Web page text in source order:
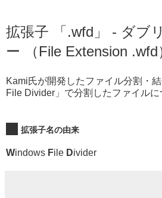
拡張子 「.wfd」 - ダブ
ー （File Extension .wfd
Kami氏が開発したファイル分割・
File Divider」で分割したファイルに
拡張子名の由来
Windows File Divider